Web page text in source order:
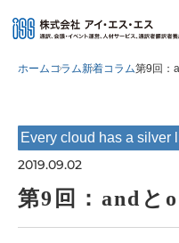
ホームコラム新着コラム第9回：
Every cloud has a silver
2019.09.02
第9回：andと